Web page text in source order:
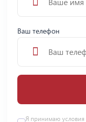
Ваш телефон
Я принимаю условия